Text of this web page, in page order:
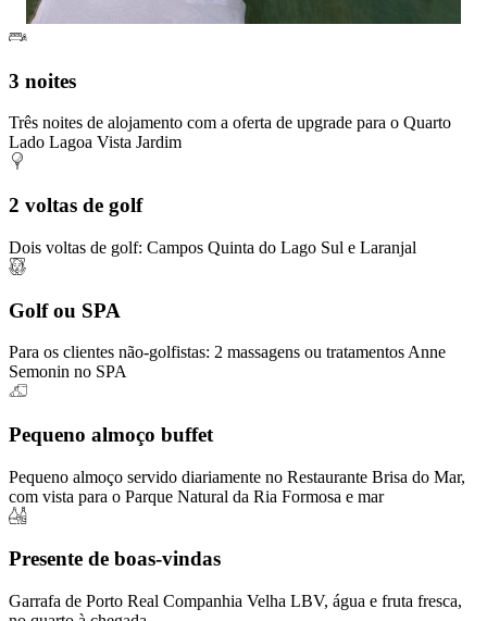
3 noites
Três noites de alojamento com a oferta de upgrade para o Quarto
Lado Lagoa Vista Jardim
2 voltas de golf
Dois voltas de golf: Campos Quinta do Lago Sul e Laranjal
Golf ou SPA
Para os clientes não-golfistas: 2 massagens ou tratamentos Anne
Semonin no SPA
Pequeno almoço buffet
Pequeno almoço servido diariamente no Restaurante Brisa do Mar,
com vista para o Parque Natural da Ria Formosa e mar
Presente de boas-vindas
Garrafa de Porto Real Companhia Velha LBV, água e fruta fresca,